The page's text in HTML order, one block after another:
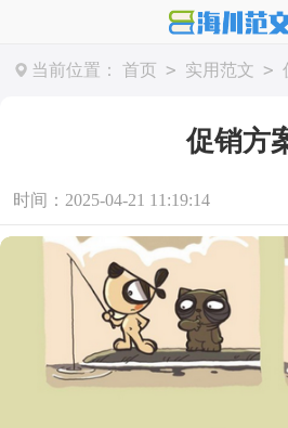
当前位置： 首页 > 实用范文 >
促销方
时间：2025-04-21 11:19:14